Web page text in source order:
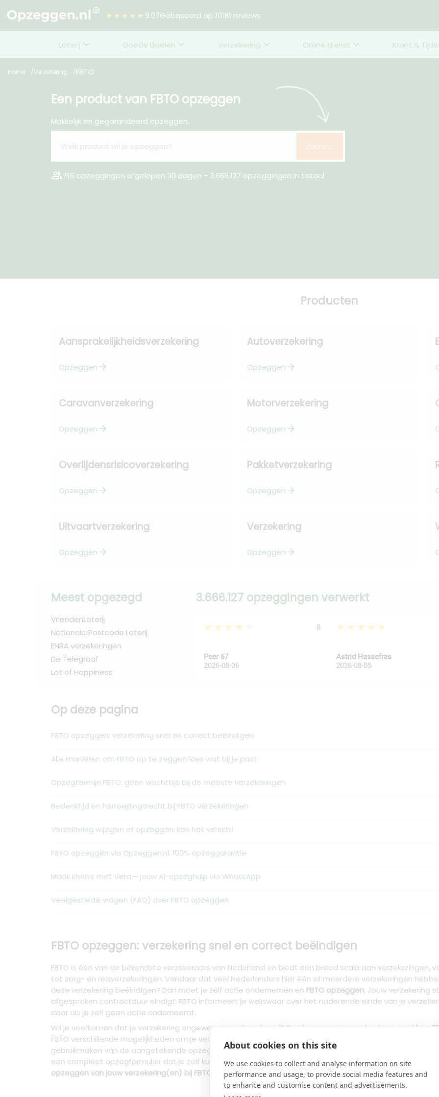
About cookies on this site
We use cookies to collect and analyse information on site
performance and usage, to provide social media features and
to enhance and customise content and advertisements.
★★★★★ 9.07Gebaseerd op 10181 reviews
Loterij Goede Doelen Verzekering Online dienst Krant &
Home Verzekering FBTO
Een product van FBTO opzeggen
Makkelijk en gegarandeerd opzeggen.
Zoeken..
group715 opzeggingen afgelopen 30 dagen - 3.666.127 opzeggingen in totaal
Producten
Aansprakelijkheidsverzekering
Opzeggen arrow_forward
Autoverzekering
Opzeggen arrow_forward
Caravanverzekering
Opzeggen arrow_forward
Motorverzekering
Opzeggen arrow_forward
Overlijdensrisicoverzekering
Opzeggen arrow_forward
Pakketverzekering
Opzeggen arrow_forward
Uitvaartverzekering
Opzeggen arrow_forward
Verzekering
Opzeggen arrow_forward
Meest opgezegd
VriendenLoterij
Nationale Postcode Loterij
ENRA verzekeringen
De Telegraaf
Lot of Happiness
3.666.127 opzeggingen verwerkt
★★★★★ 8
Peer 67
2026-08-06
★★★★★
Astrid Hassefras
2026-08-05
Op deze pagina
FBTO opzeggen: verzekering snel en correct beëindigen
Alle manieren om FBTO op te zeggen: kies wat bij je past
Opzegtermijn FBTO: geen wachttijd bij de meeste verzekeringen
Bedenktijd en herroepingsrecht bij FBTO verzekeringen
Verzekering wijzigen of opzeggen: ken het verschil
FBTO opzeggen via Opzeggen.nl: 100% opzeggarantie
Maak kennis met Vera – jouw AI-opzeghulp via WhatsApp
Veelgestelde vragen (FAQ) over FBTO opzeggen
FBTO opzeggen: verzekering snel en correct beëindigen
FBTO is één van de bekendste verzekeraars van Nederland en biedt een breed scala aan verzekeringen,
tot zorg- en reisverzekeringen. Vandaar dat veel Nederlanders hier één of meerdere verzekeringen
deze verzekering beëindigen? Dan moet je zelf actie ondernemen en FBTO opzeggen. Jouw verzekering
afgesproken contractduur eindigt. FBTO informeert je weliswaar over het naderende einde van je
door als je zelf geen actie onderneemt.
Wil je voorkomen dat je verzekering ongewenst wordt verlengd? Dan ben je vast en zeker benieuwd hoe
FBTO verschillende mogelijkheden om je verzekering op te zeggen, van online opzeggen via mijnFBTO tot
gebruikmaken van de aangetekende opzegservice van Opzeggen.nl, waarbij je profiteert van 100%
een compleet opzegformulier dat je zelf kunt versturen, of je laat ons de opzegging aangetekend voor je
opzeggen van jouw verzekering(en) bij FBTO
, de opzegtermijnen, bedenktijd en alle praktische informatie